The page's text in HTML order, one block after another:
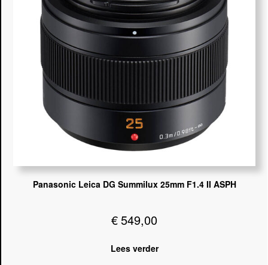
Panasonic Leica DG Summilux 25mm F1.4 II ASPH
€549,00
Lees verder